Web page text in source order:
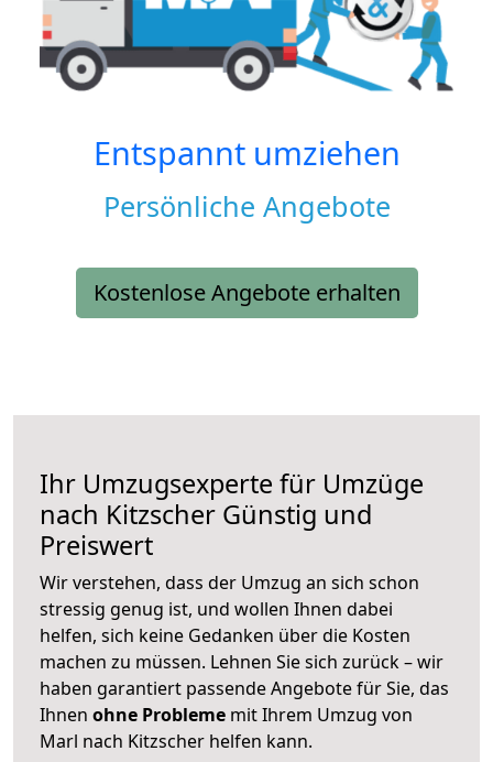
Entspannt umziehen
Persönliche Angebote
Kostenlose Angebote erhalten
Ihr Umzugsexperte für Umzüge
nach Kitzscher Günstig und
Preiswert
Wir verstehen, dass der Umzug an sich schon
stressig genug ist, und wollen Ihnen dabei
helfen, sich keine Gedanken über die Kosten
machen zu müssen. Lehnen Sie sich zurück – wir
haben garantiert passende Angebote für Sie, das
Ihnen ohne Probleme mit Ihrem Umzug von
Marl nach Kitzscher helfen kann.